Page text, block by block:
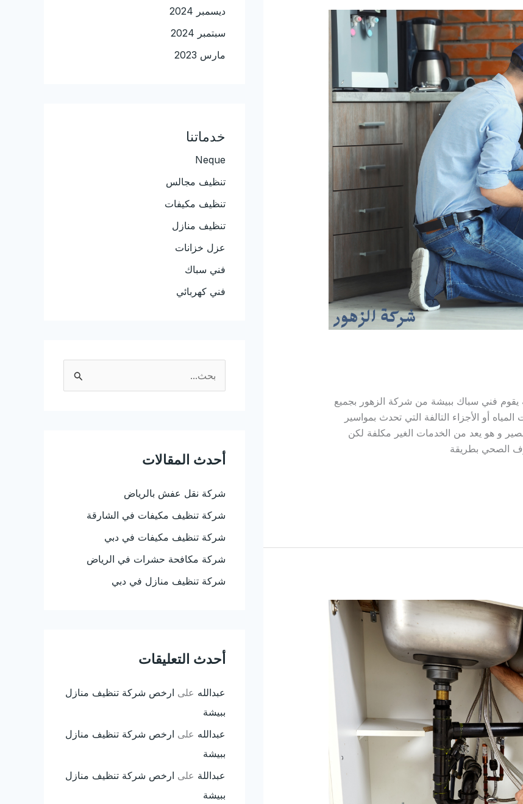
فني سباك ببيشة من شركة الزهور بجميع
أو الأجزاء التالفة التي تحدث بمواسير
و هو يعد من الخدمات الغير مكلفة لكن
الصحي بطريقة
ديسمبر 2024
سبتمبر 2024
مارس 2023
خدماتنا
Neque
تنظيف مجالس
تنظيف مكيفات
تنظيف منازل
عزل خزانات
فني سباك
فني كهربائي
ث
ن
:
أحدث المقالات
شركة نقل عفش بالرياض
شركة تنظيف مكيفات في الشارقة
شركة تنظيف مكيفات في دبي
شركة مكافحة حشرات في الرياض
شركة تنظيف منازل في دبي
أحدث التعليقات
عبدالله على ارخص شركة تنظيف منازل
ببيشة
عبدالله على ارخص شركة تنظيف منازل
ببيشة
عبداللة على ارخص شركة تنظيف منازل
ببيشة